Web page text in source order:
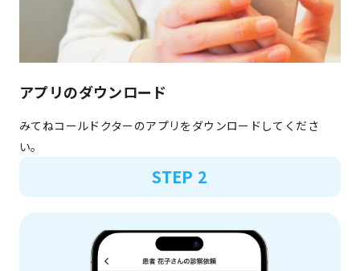
アプリのダウンロード
みてねコールドクターのアプリをダウンロードしてくださ
い。
STEP 2